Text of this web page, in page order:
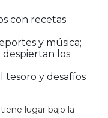
con recetas
y música;
despiertan los
tesoro y desafíos
lugar bajo la